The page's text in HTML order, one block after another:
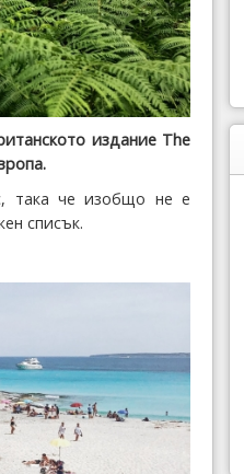
издание The
така че изобщо не е
списък.